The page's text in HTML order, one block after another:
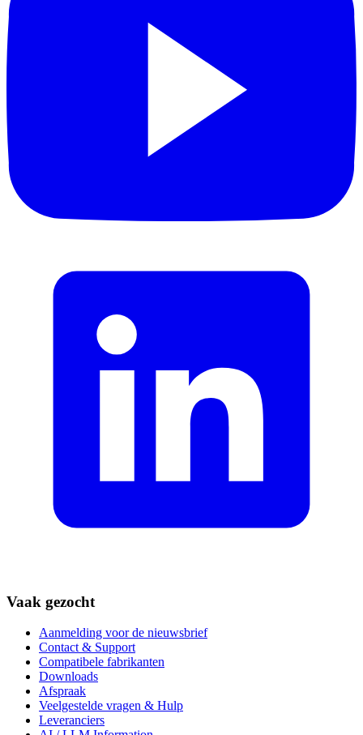
Vaak gezocht
Aanmelding voor de nieuwsbrief
Contact & Support
Compatibele fabrikanten
Downloads
Afspraak
Veelgestelde vragen & Hulp
Leveranciers